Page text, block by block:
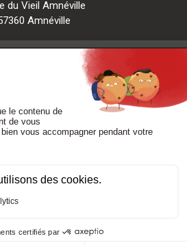
du Vieil Amnéville
Amnéville
d'aide
- Mentions légales